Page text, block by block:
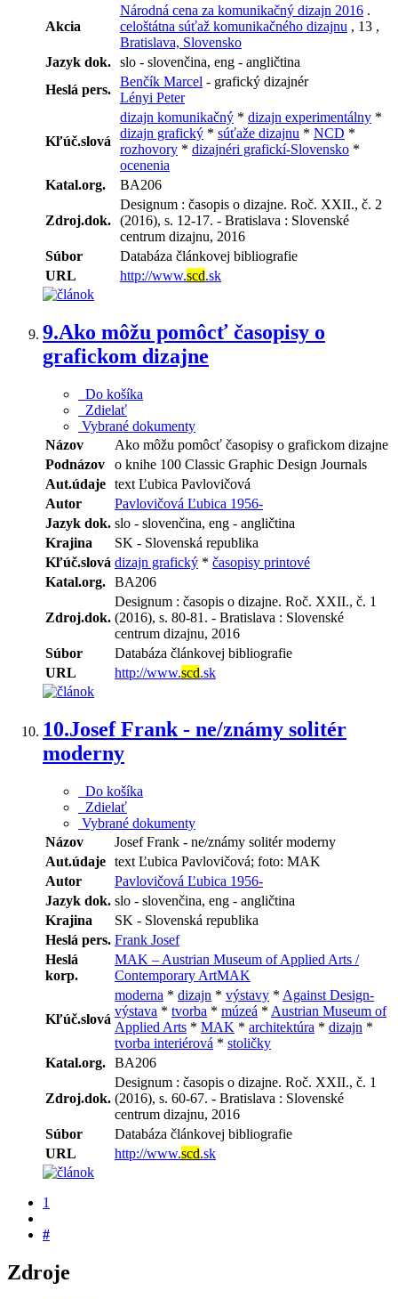
Akcia
Národná cena za komunikačný dizajn 2016 .
celoštátna súťaž komunikačného dizajnu , 13 ,
Bratislava, Slovensko
Jazyk dok. slo - slovenčina, eng - angličtina
Heslá pers.
Benčík Marcel - grafický dizajnér
Lényi Peter
Kľúč.slová
dizajn komunikačný * dizajn experimentálny *
dizajn grafický * súťaže dizajnu * NCD *
rozhovory * dizajnéri grafickí-Slovensko *
ocenenia
Katal.org.
BA206
Zdroj.dok.
Designum : časopis o dizajne. Roč. XXII., č. 2
(2016), s. 12-17. - Bratislava : Slovenské
centrum dizajnu, 2016
Súbor
Databáza článkovej bibliografie
URL
http://www.scd.sk
9.Ako môžu pomôcť časopisy o
grafickom dizajne
Do košíka
Zdielať
Vybrané dokumenty
Názov
Ako môžu pomôcť časopisy o grafickom dizajne
Podnázov
o knihe 100 Classic Graphic Design Journals
Aut.údaje text Ľubica Pavlovičová
Autor
Pavlovičová Ľubica 1956-
Jazyk dok. slo - slovenčina, eng - angličtina
Krajina
SK - Slovenská republika
Kľúč.slová dizajn grafický * časopisy printové
Katal.org. BA206
Zdroj.dok.
Designum : časopis o dizajne. Roč. XXII., č. 1
(2016), s. 80-81. - Bratislava : Slovenské
centrum dizajnu, 2016
Súbor
Databáza článkovej bibliografie
URL
http://www.scd.sk
10.Josef Frank - ne/známy solitér
moderny
Do košíka
Zdielať
Vybrané dokumenty
Názov
Josef Frank - ne/známy solitér moderny
Aut.údaje text Ľubica Pavlovičová; foto: MAK
Autor
Pavlovičová Ľubica 1956-
Jazyk dok. slo - slovenčina, eng - angličtina
Krajina
SK - Slovenská republika
Heslá pers. Frank Josef
Heslá
korp.
MAK – Austrian Museum of Applied Arts /
Contemporary ArtMAK
Kľúč.slová
moderna * dizajn * výstavy * Against Design-
výstava * tvorba * múzeá * Austrian Museum of
Applied Arts * MAK * architektúra * dizajn *
tvorba interiérová * stoličky
Katal.org. BA206
Zdroj.dok.
Designum : časopis o dizajne. Roč. XXII., č. 1
(2016), s. 60-67. - Bratislava : Slovenské
centrum dizajnu, 2016
Súbor
Databáza článkovej bibliografie
URL
http://www.scd.sk
1
#
Zdroje